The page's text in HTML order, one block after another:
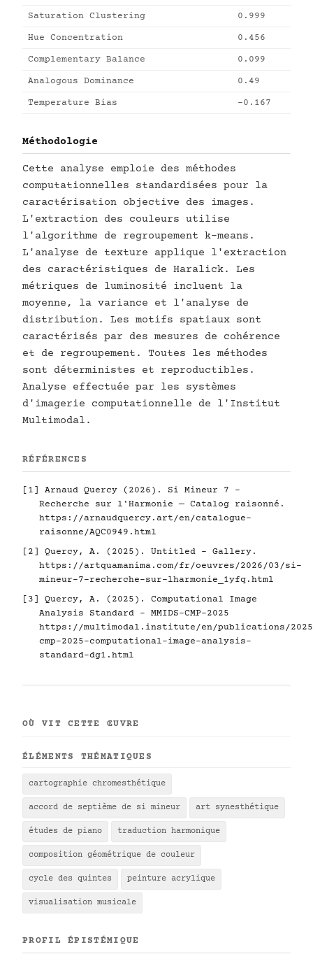
Saturation Clustering 0.999
Hue Concentration 0.456
Complementary Balance 0.099
Analogous Dominance 0.49
Temperature Bias -0.167
Méthodologie
Cette analyse emploie des méthodes
computationnelles standardisées pour la
caractérisation objective des images.
L'extraction des couleurs utilise
l'algorithme de regroupement k-means.
L'analyse de texture applique l'extraction
des caractéristiques de Haralick. Les
métriques de luminosité incluent la
moyenne, la variance et l'analyse de
distribution. Les motifs spatiaux sont
caractérisés par des mesures de cohérence
et de regroupement. Toutes les méthodes
sont déterministes et reproductibles.
Analyse effectuée par les systèmes
d'imagerie computationnelle de l'Institut
Multimodal.
RÉFÉRENCES
[1] Arnaud Quercy (2026). Si Mineur 7 -
Recherche sur l'Harmonie — Catalog raisonné.
https://arnaudquercy.art/en/catalogue-
raisonne/AQC0949.html
[2] Quercy, A. (2025). Untitled - Gallery.
https://artquamanima.com/fr/oeuvres/2026/03/si-
mineur-7-recherche-sur-lharmonie_1yfq.html
[3] Quercy, A. (2025). Computational Image
Analysis Standard - MMIDS-CMP-2025
https://multimodal.institute/en/publications/2025/
cmp-2025-computational-image-analysis-
standard-dg1.html
OÙ VIT CETTE ŒUVRE
ÉLÉMENTS THÉMATIQUES
cartographie chromesthétique
accord de septième de si mineur art synesthétique
études de piano traduction harmonique
composition géométrique de couleur
cycle des quintes peinture acrylique
visualisation musicale
PROFIL ÉPISTÉMIQUE